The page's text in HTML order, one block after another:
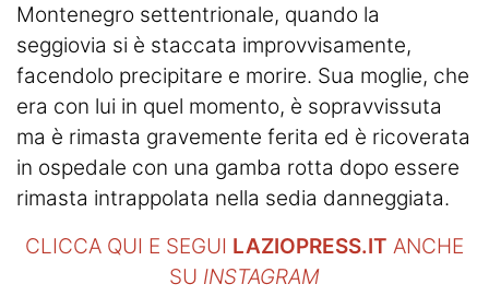
Montenegro settentrionale, quando la
seggiovia si è staccata improvvisamente,
facendolo precipitare e morire. Sua moglie, che
era con lui in quel momento, è sopravvissuta
ma è rimasta gravemente ferita ed è ricoverata
in ospedale con una gamba rotta dopo essere
rimasta intrappolata nella sedia danneggiata.
CLICCA QUI E SEGUI LAZIOPRESS.IT ANCHE
SU INSTAGRAM